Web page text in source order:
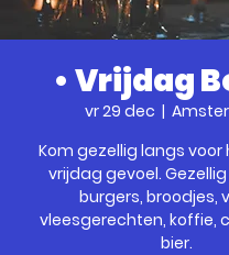
• Vrijdag
vr 29 dec
  |
Kom gezellig langs
vrijdag gevoel.
burgers, broodjes,
vleesgerechten, koffie,
bier.